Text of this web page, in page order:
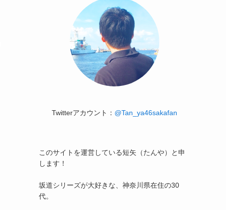
Twitterアカウント： @Tan_ya46sakafan
このサイトを運営している短矢（たんや）と申
します！
坂道シリーズが大好きな、神奈川県在住の30
代。